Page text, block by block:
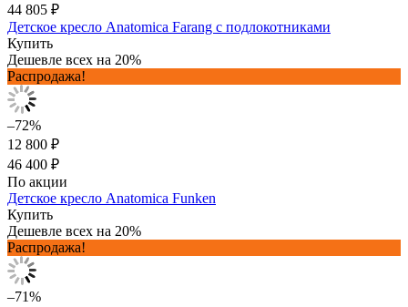
44 805 ₽
Детское кресло Anatomica Farang с подлокотниками
Купить
Дешевле всех на 20%
Распродажа!
–72%
12 800 ₽
46 400 ₽
По акции
Детское кресло Anatomica Funken
Купить
Дешевле всех на 20%
Распродажа!
–71%